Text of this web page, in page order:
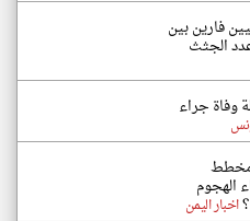
فارين بين
الجثث
واحد.. 9600 حالة وفاة جراء
مخطط
الهجوم
اخبار اليمن